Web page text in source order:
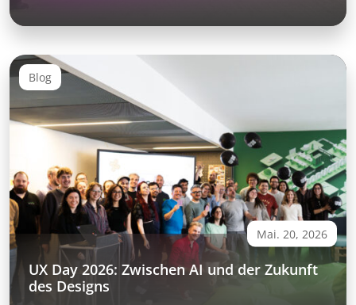
Blog
Mai. 20, 2026
UX Day 2026: Zwischen AI und der Zukunft
des Designs